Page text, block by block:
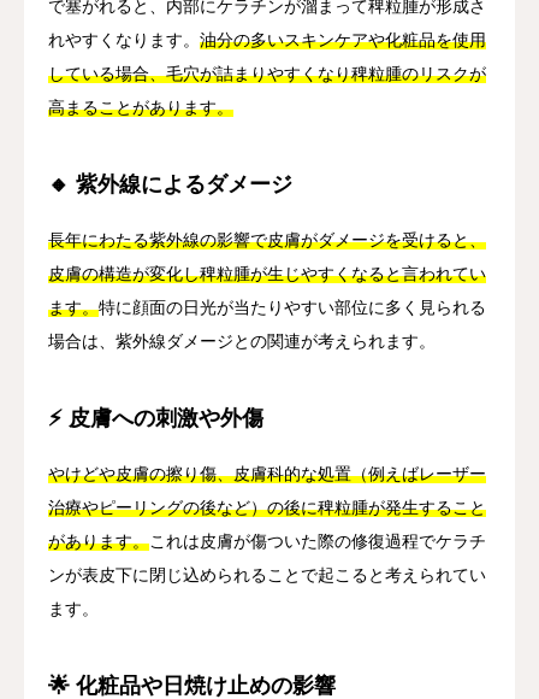
で塞がれると、内部にケラチンが溜まって稗粒腫が形成さ
れやすくなります。 油分の多いスキンケアや化粧品を使用
している場合、毛穴が詰まりやすくなり稗粒腫のリスクが
高まることがあります。
🔸 紫外線によるダメージ
長年にわたる紫外線の影響で皮膚がダメージを受けると、
皮膚の構造が変化し稗粒腫が生じやすくなると言われてい
ます。特に顔面の日光が当たりやすい部位に多く見られる
場合は、紫外線ダメージとの関連が考えられます。
⚡ 皮膚への刺激や外傷
やけどや皮膚の擦り傷、皮膚科的な処置（例えばレーザー
治療やピーリングの後など）の後に稗粒腫が発生すること
があります。これは皮膚が傷ついた際の修復過程でケラチ
ンが表皮下に閉じ込められることで起こると考えられてい
ます。
🌟 化粧品や日焼け止めの影響